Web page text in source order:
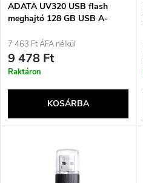
e
k
r
n
k
e
k
l
ADATA UV320 USB flash
meghajtó 128 GB USB A-
Zöld, Fehér
7 463 Ft ÁFA nélkül
9 478 Ft
Raktáron
KOSÁRBA